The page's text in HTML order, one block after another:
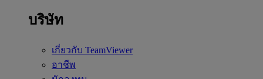
บริษัท
เกี่ยวกับ TeamViewer
อาชีพ